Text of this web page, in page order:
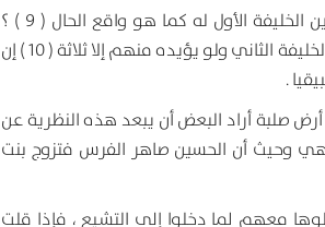
ثم يرد تساؤل آخر هو هل أن الخليفة الثاني جاء إلى الحكم عن طريق الشورى أم عن طريق تعيين الخليفة الأول له كما هو واقع الحال ( 9 ) ؟
ويتساءلون ثالثا هل أن الخليفة الثالث جاء إلى الحكم عن طريق الشورى أم عن طريق خمسة عينهم الخليفة الثاني ولو يؤيده منهم إلا ثلاثة ( 10 ) إن
.
صلبة أراد البعض أن يبعد هذه النظرية عن
وحيث أن الحسين صاهر الفرس فتزوج بنت
معهم لما دخلوا إلى التشيع ، فإذا قلت